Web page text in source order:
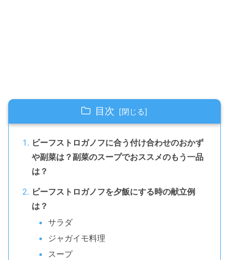
目次
ビーフストロガノフに合う付け合わせのおかず
や副菜は？副菜のスープでおススメのもう一品
は？
ビーフストロガノフを夕飯にする時の献立例
は？
サラダ
ジャガイモ料理
スープ